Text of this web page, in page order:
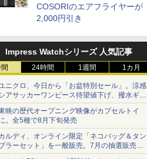
COSORIのエアフライヤーが
2,000円引き
Impress Watchシリーズ 人気記事
24時間 1週間 1カ月
ニクロ、今日から「お盆特別セール」。涼感
アサッカーワンピース待望値下げ、撥水ギア
ョーツは1990円に
映の歴代オープニング映像がカプセルトイ
。全5種で8月下旬発売
ルディ、オンライン限定「ネコバッグ＆タン
ラーセット」を一般販売。7月の抽選販売の
選無効分